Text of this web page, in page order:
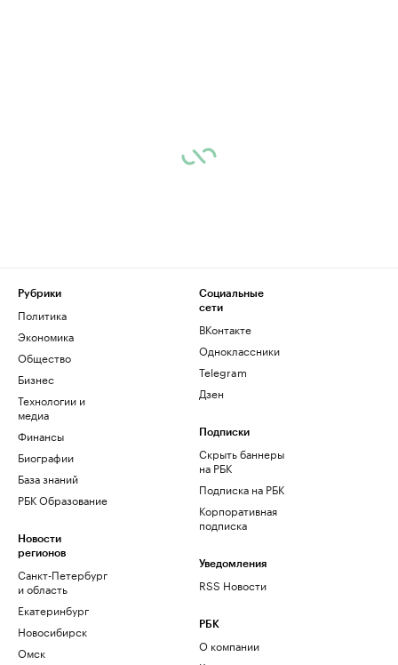
Рубрики
Политика
Экономика
Общество
Бизнес
Технологии и
медиа
Финансы
Биографии
База знаний
РБК Образование
Новости
регионов
Санкт-Петербург
и область
Екатеринбург
Новосибирск
Омск
Социальные
сети
ВКонтакте
Одноклассники
Telegram
Дзен
Подписки
Скрыть баннеры
на РБК
Подписка на РБК
Корпоративная
подписка
Уведомления
RSS Новости
РБК
О компании